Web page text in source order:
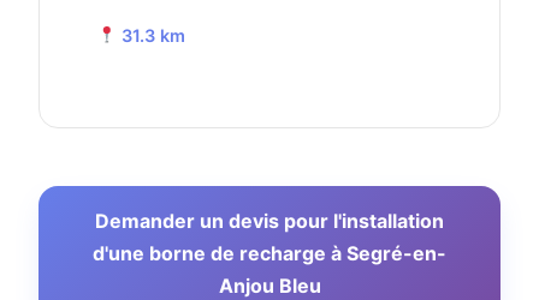
31.3 km
Demander un devis pour l'installation
d'une borne de recharge à Segré-en-
Anjou Bleu